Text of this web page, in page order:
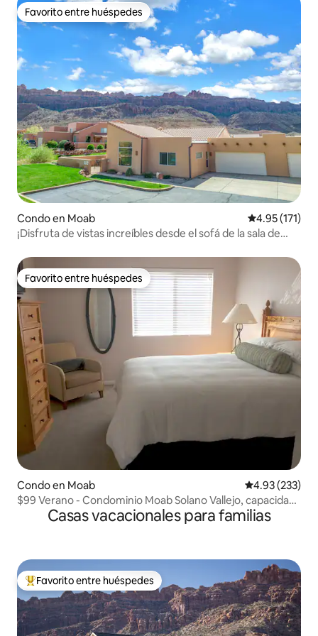
Favorito entre huéspedes
Favorito entre huéspedes
Condo en Moab Calificación
4.95 (171)
¡Disfruta de vistas increíbles desde el sofá de la sala de
Favorito entre huéspedes
Favorito entre huéspedes
Condo en Moab Calificación
4.93 (233)
$99 Verano - Condominio Moab Solano Vallejo, capacidad
para 5 personas
Casas vacacionales para familias
Favorito entre huéspedes preferido
Favorito entre huéspedes